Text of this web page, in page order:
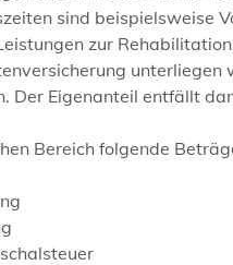
sind beispielsweise
zur
unterliegen
Der Eigenanteil entfällt
Bereich folgende